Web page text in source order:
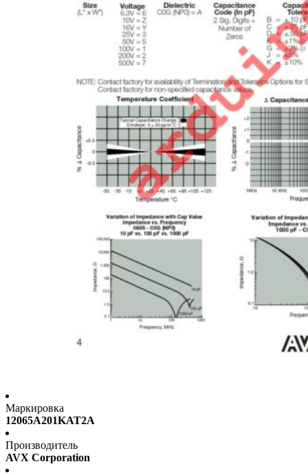
Маркировка
12065A201KAT2A
Производитель
AVX Corporation